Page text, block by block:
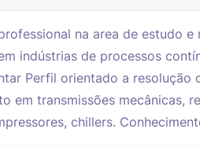
na area de estudo e
indústrias de processos
Perfil orientado a resolução
em transmissões mecânicas,
chillers.